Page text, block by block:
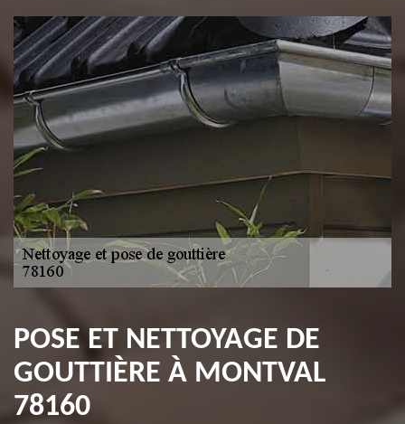
POSE ET NETTOYAGE DE
GOUTTIÈRE À MONTVAL
78160